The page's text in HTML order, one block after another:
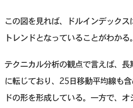
この図を見れば、ドルインデック
トレンドとなっていることがわかる。
テクニカル分析の観点で言えば、長
に転じており、25日移動平均線も
ドの形を形成している。一方で、